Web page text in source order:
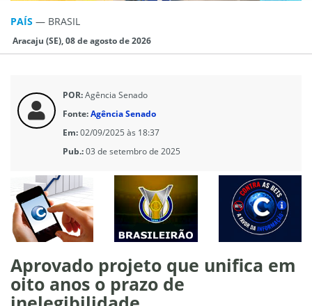
PAÍS — BRASIL
Aracaju (SE), 08 de agosto de 2026
POR:Agência Senado
Fonte:Agência Senado
Em:02/09/2025 às 18:37
Pub.:03 de setembro de 2025
Aprovado projeto que unifica em
oito anos o prazo de